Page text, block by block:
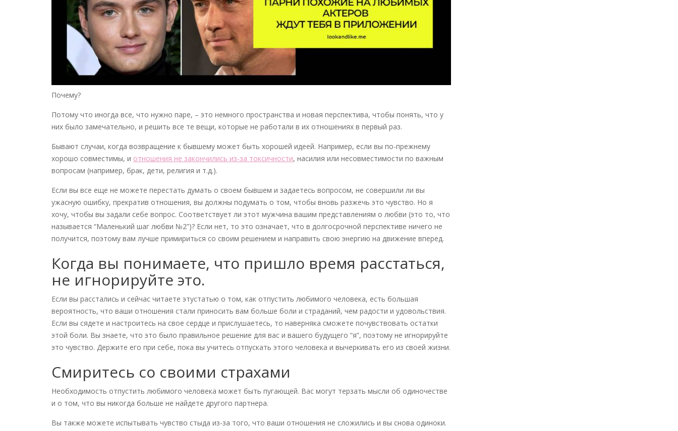
Почему?
Потому что иногда все, что нужно паре, – это немного пространства и новая перспектива, чтобы понять, что у
них было замечательно, и решить все те вещи, которые не работали в их отношениях в первый раз.
Бывают случаи, когда возвращение к бывшему может быть хорошей идеей. Например, если вы по-прежнему
хорошо совместимы, и отношения не закончились из-за токсичности, насилия или несовместимости по важным
вопросам (например, брак, дети, религия и т.д.).
Если вы все еще не можете перестать думать о своем бывшем и задаетесь вопросом, не совершили ли вы
ужасную ошибку, прекратив отношения, вы должны подумать о том, чтобы вновь разжечь это чувство. Но я
хочу, чтобы вы задали себе вопрос. Соответствует ли этот мужчина вашим представлениям о любви (это то, что
называется “Маленький шаг любви №2”)? Если нет, то это означает, что в долгосрочной перспективе ничего не
получится, поэтому вам лучше примириться со своим решением и направить свою энергию на движение вперед.
Когда вы понимаете, что пришло время расстаться,
не игнорируйте это.
Если вы расстались и сейчас читаете этустатью о том, как отпустить любимого человека, есть большая
вероятность, что ваши отношения стали приносить вам больше боли и страданий, чем радости и удовольствия.
Если вы сядете и настроитесь на свое сердце и прислушаетесь, то наверняка сможете почувствовать остатки
этой боли. Вы знаете, что это было правильное решение для вас и вашего будущего “я”, поэтому не игнорируйте
это чувство. Держите его при себе, пока вы учитесь отпускать этого человека и вычеркивать его из своей жизни.
Смиритесь со своими страхами
Необходимость отпустить любимого человека может быть пугающей. Вас могут терзать мысли об одиночестве
и о том, что вы никогда больше не найдете другого партнера.
Вы также можете испытывать чувство стыда из-за того, что ваши отношения не сложились и вы снова одиноки.